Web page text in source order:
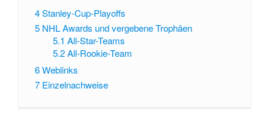
4Stanley-Cup-Playoffs
5 NHL Awards und vergebene Trophäen
5.1 All-Star-Teams
5.2 All-Rookie-Team
6Weblinks
7 Einzelnachweise